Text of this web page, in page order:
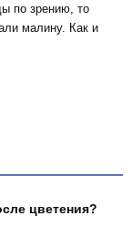
по зрению, то
малину. Как и
цветения?